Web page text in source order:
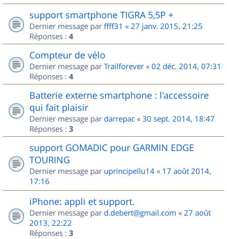
support smartphone TIGRA 5,5P +
Dernier message par ffff31 « 27 janv. 2015, 21:25
Réponses : 4
Compteur de vélo
Dernier message par Trailforever « 02 déc. 2014, 07:31
Réponses : 4
Batterie externe smartphone : l'accessoire
qui fait plaisir
Dernier message par darrepac « 30 sept. 2014, 18:47
Réponses : 3
support GOMADIC pour GARMIN EDGE
TOURING
Dernier message par uprincipellu14 « 17 août 2014,
17:16
iPhone: appli et support.
Dernier message par d.debert@gmail.com « 27 août
2013, 22:22
Réponses : 3